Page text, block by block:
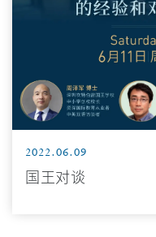
2022.06.09
国王对谈